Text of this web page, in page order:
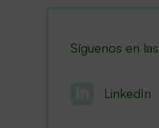
Síguenos en
LinkedIn